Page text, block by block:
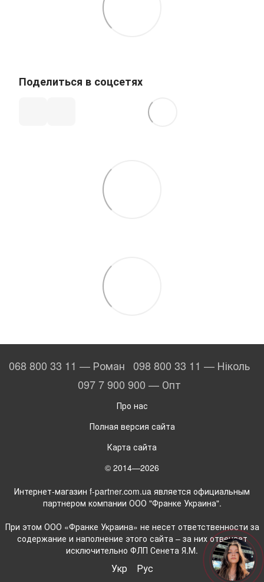
Поделиться в соцсетях
068 800 33 11 — Роман 098 800 33 11 — Ніколь
097 7 900 900 — Опт
Про нас
Полная версия сайта
Карта сайта
© 2014—2026
Интернет-магазин f-partner.com.ua является официальным
партнером компании ООО "Франке Украина".
При этом ООО «Франке Украина» не несет ответственности за
содержание и наполнение этого сайта – за них отвечает
исключительно ФЛП Сенета Я.М.
Укр Рус